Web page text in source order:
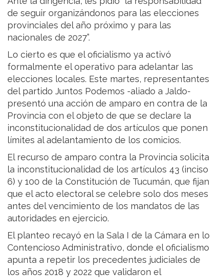
de seguir organizándonos para las elecciones
provinciales del año próximo y para las
nacionales de 2027”.
Lo cierto es que el oficialismo ya activó
formalmente el operativo para adelantar las
elecciones locales. Este martes, representantes
del partido Juntos Podemos -aliado a Jaldo-
presentó una acción de amparo en contra de la
Provincia con el objeto de que se declare la
inconstitucionalidad de dos artículos que ponen
límites al adelantamiento de los comicios.
El recurso de amparo contra la Provincia solicita
la inconstitucionalidad de los artículos 43 (inciso
6) y 100 de la Constitución de Tucumán, que fijan
que el acto electoral se celebre solo dos meses
antes del vencimiento de los mandatos de las
autoridades en ejercicio.
El planteo recayó en la Sala I de la Cámara en lo
Contencioso Administrativo, donde el oficialismo
apunta a repetir los precedentes judiciales de
los años 2018 y 2022 que validaron el